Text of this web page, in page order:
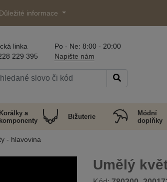
Důležité informace
linka
229 395
Po - Ne: 8:00 - 20:00
Napište nám
Korálky a
komponenty
Bižuterie
Módní
doplňky
- hlavovina
Umělý